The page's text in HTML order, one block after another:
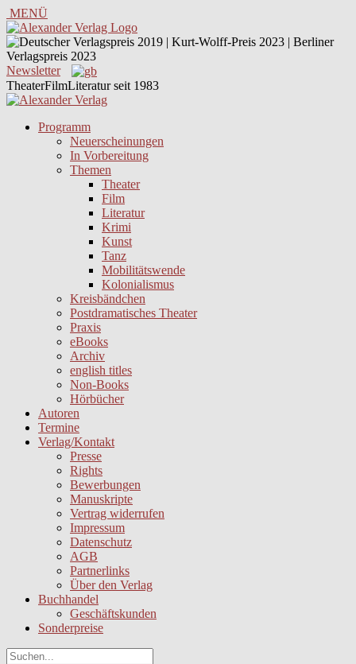
MENÜ
Newsletter
TheaterFilmLiteratur seit 1983
Programm
Neuerscheinungen
In Vorbereitung
Themen
Theater
Film
Literatur
Krimi
Kunst
Tanz
Mobilitätswende
Kolonialismus
Kreisbändchen
Postdramatisches Theater
Praxis
eBooks
Archiv
english titles
Non-Books
Hörbücher
Autoren
Termine
Verlag/Kontakt
Presse
Rights
Bewerbungen
Manuskripte
Vertrag widerrufen
Impressum
Datenschutz
AGB
Partnerlinks
Über den Verlag
Buchhandel
Geschäftskunden
Sonderpreise